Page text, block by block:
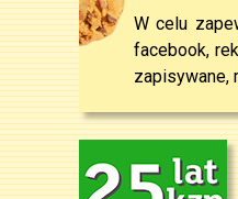
W celu
facebook,
zapisywane,